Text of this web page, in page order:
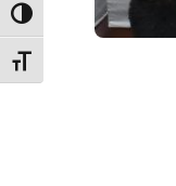
Toggle High Contrast
Toggle Font size